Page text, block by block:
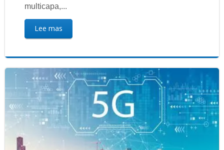
multicapa,...
Lee mas